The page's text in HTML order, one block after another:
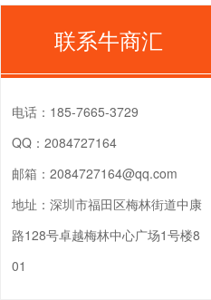
联系牛商汇
电话： 185-7665-3729
QQ： 2084727164
邮箱： 2084727164@qq.com
地址： 深圳市福田区梅林街道中康
路128号卓越梅林中心广场1号楼8
01